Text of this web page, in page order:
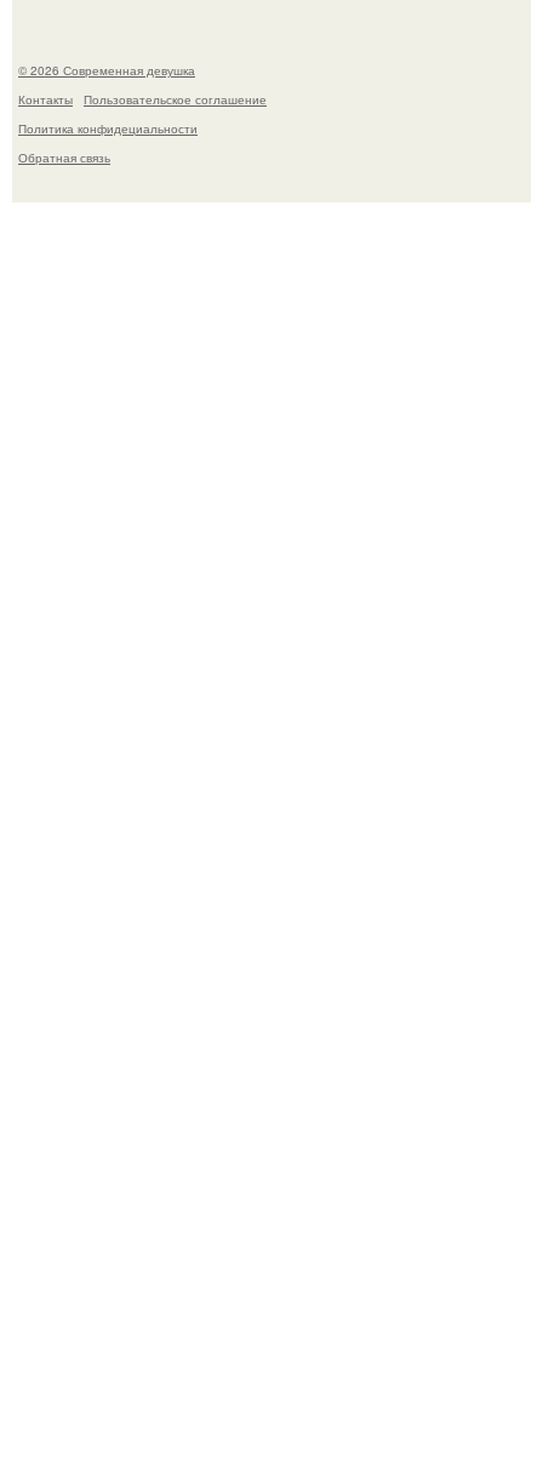
© 2026 Современная девушка
Контакты
Пользовательское соглашение
Политика конфидециальности
Обратная связь